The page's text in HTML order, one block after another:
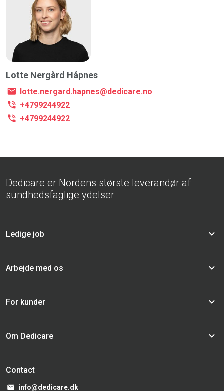
Lotte Nergård Håpnes
lotte.nergard.hapnes@dedicare.no
+4799244922
+4799244922
Dedicare er Nordens største leverandør af
sundhedsfaglige ydelser
Ledige job
Arbejde med os
For kunder
Om Dedicare
Contact
info@dedicare.dk